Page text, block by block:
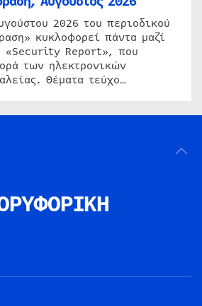
2026 του περιοδικού
κυκλοφορεί πάντα μαζί
«Security Report», που
των ηλεκτρονικών
Θέματα τεύχο…